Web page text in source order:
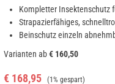
Kompletter Insektenschutz
Strapazierfähiges,
Beinschutz einzeln
Varianten ab€ 160,50
Verkaufspreis:
€ 168,95 Regulärer Preis:
(1% gespart)